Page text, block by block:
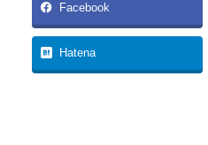
Facebook
Hatena